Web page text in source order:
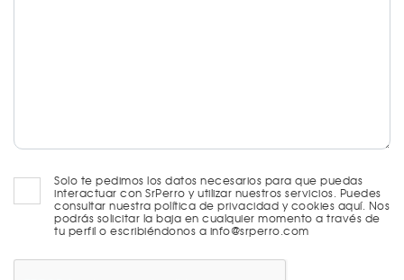
Solo te pedimos los datos necesarios para que puedas
interactuar con SrPerro y utilizar nuestros servicios. Puedes
consultar nuestra política de privacidad y cookies aquí. Nos
podrás solicitar la baja en cualquier momento a través de
tu perfil o escribiéndonos a info@srperro.com